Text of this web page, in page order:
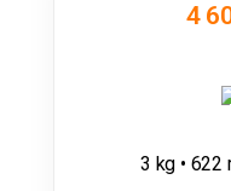
4
3 kg • 622